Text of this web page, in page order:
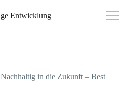
Nachhaltig in die Zukunft – Best